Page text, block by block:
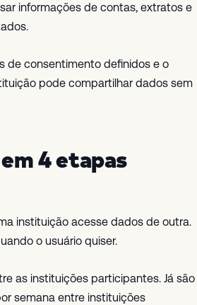
informações de contas, extratos e
de consentimento definidos e o
pode compartilhar dados sem
4 etapas
instituição acesse dados de outra.
o usuário quiser.
as instituições participantes. Já são
semana entre instituições